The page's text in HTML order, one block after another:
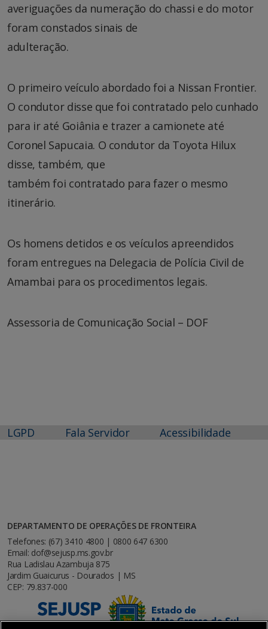
averiguações da numeração do chassi e do motor
foram constados sinais de
adulteração.
O primeiro veículo abordado foi a Nissan Frontier.
O condutor disse que foi contratado pelo cunhado
para ir até Goiânia e trazer a camionete até
Coronel Sapucaia. O condutor da Toyota Hilux
disse, também, que
também foi contratado para fazer o mesmo
itinerário.
Os homens detidos e os veículos apreendidos
foram entregues na Delegacia de Polícia Civil de
Amambai para os procedimentos legais.
Assessoria de Comunicação Social – DOF
LGPD Fala Servidor Acessibilidade
DEPARTAMENTO DE OPERAÇÕES DE FRONTEIRA
Telefones: (67) 3410 4800 | 0800 647 6300
Email: dof@sejusp.ms.gov.br
Rua Ladislau Azambuja 875
Jardim Guaicurus - Dourados | MS
CEP: 79.837-000